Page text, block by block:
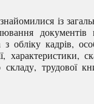
із
документів
обліку кадрів,
характеристики,
складу, трудової